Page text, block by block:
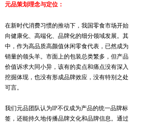
元品策划理念与定位：
在新时代消费习惯的推动下，我国零食市场开始
向健康化、高端化、品牌化的细分领域发展。其
中，作为高品质高颜值休闲零食代表，已然成为
销量的领头羊。市面上的包装总类繁多，但产品
价值诉求大同小异，该有的卖点和痛点没有深入
挖掘体现，也没有形成品牌效应，没有特别之处
可言。
我们元品团队认为IP不仅成为产品的统一品牌标
签，还能持久地传播品牌文化和品牌信息。通过